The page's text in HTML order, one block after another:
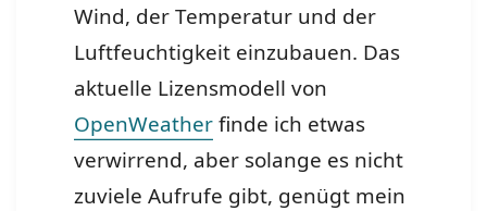
Wind, der Temperatur und der
Luftfeuchtigkeit einzubauen. Das
aktuelle Lizensmodell von
OpenWeatherfinde ich etwas
verwirrend, aber solange es nicht
zuviele Aufrufe gibt, genügt mein